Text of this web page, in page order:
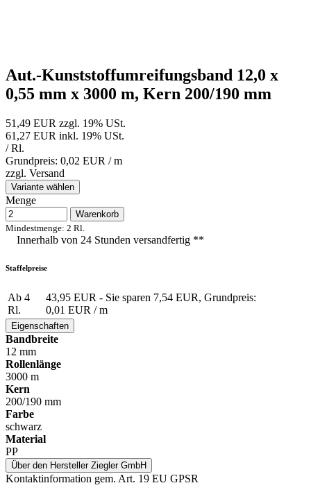
Aut.-Kunststoffumreifungsband 12,0 x
0,55 mm x 3000 m, Kern 200/190 mm
51,49 EUR zzgl. 19% USt.
61,27 EUR inkl. 19% USt.
/ Rl.
Grundpreis: 0,02 EUR /m
zzgl. Versand
Variante wählen
Menge
Warenkorb
Mindestmenge: 2 Rl.
Innerhalb von 24 Stunden versandfertig **
Staffelpreise
Ab 4
Rl.
43,95 EUR - Sie sparen 7,54 EUR, Grundpreis:
0,01 EUR /m
Eigenschaften
Bandbreite
12 mm
Rollenlänge
3000 m
Kern
200/190 mm
Farbe
schwarz
Material
PP
Über den Hersteller Ziegler GmbH
Kontaktinformation gem. Art. 19 EU GPSR